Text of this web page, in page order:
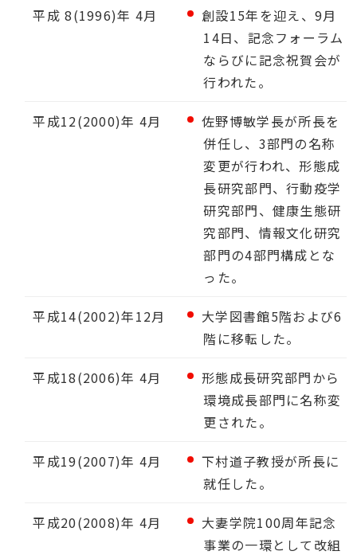
平成 8(1996)年 4月
創設15年を迎え、9月
14日、記念フォーラム
ならびに記念祝賀会が
行われた。
平成12(2000)年 4月
佐野博敏学長が所長を
併任し、3部門の名称
変更が行われ、形態成
長研究部門、行動疫学
研究部門、健康生態研
究部門、情報文化研究
部門の4部門構成とな
った。
平成14(2002)年12月
大学図書館5階および6
階に移転した。
平成18(2006)年 4月
形態成長研究部門から
環境成長部門に名称変
更された。
平成19(2007)年 4月
下村道子教授が所長に
就任した。
平成20(2008)年 4月
大妻学院100周年記念
事業の一環として改組